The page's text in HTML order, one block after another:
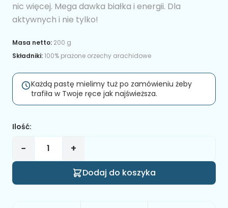
nic więcej. Mega dawka białka i energii. Dla
aktywnych i nie tylko!
Masa netto: 200 g
Składniki:100% prażone orzechy arachidowe
Każdą pastę mielimy tuż po zamówieniu żeby
trafiła w Twoje ręce jak najświeższa.
Ilość:
− +
Dodaj do koszyka